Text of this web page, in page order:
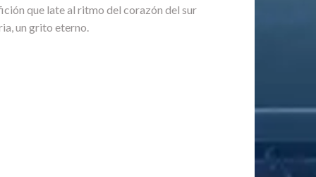
que late al ritmo del corazón del sur
un grito eterno.